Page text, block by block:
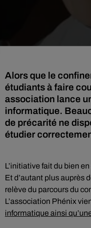
Alors que le
étudiants à faire
association lance
informatique.
de précarité ne
étudier
L’initiative fait du bien
Et d’autant plus auprès
relève du parcours du
L’association Phénix
informatique ainsi